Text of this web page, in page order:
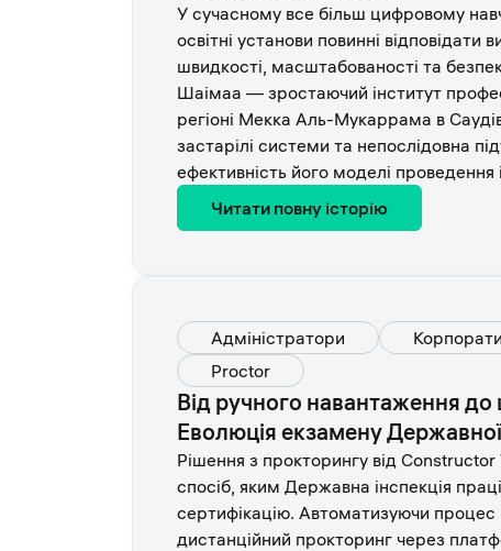
У сучасному все більш цифровому
освітні установи повинні
швидкості, масштабованості та
Шаімаа — зростаючий інститут
регіоні Мекка Аль-Мукаррама в
застарілі системи та непослідовна
ефективність його моделі проведення
Читати повну історію
Адміністратори
Proctor
Від ручного навантаження
Еволюція екзамену Державної
Рішення з прокторингу від
спосіб, яким Державна інспекція
сертифікацію. Автоматизуючи процес
дистанційний прокторинг через